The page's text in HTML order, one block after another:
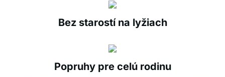
Bez starostí na lyžiach
Popruhy pre celú rodinu